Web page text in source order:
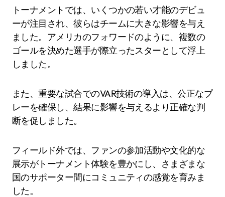
トーナメントでは、いくつかの若い才能のデビュ
ーが注目され、彼らはチームに大きな影響を与え
ました。アメリカのフォワードのように、複数の
ゴールを決めた選手が際立ったスターとして浮上
しました。
また、重要な試合でのVAR技術の導入は、公正なプ
レーを確保し、結果に影響を与えるより正確な判
断を促しました。
フィールド外では、ファンの参加活動や文化的な
展示がトーナメント体験を豊かにし、さまざまな
国のサポーター間にコミュニティの感覚を育みま
した。